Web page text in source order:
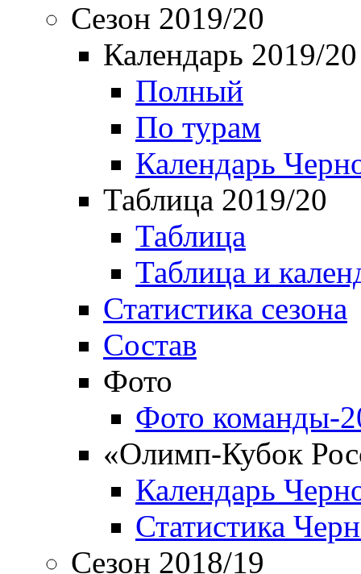
Сезон 2019/20
Календарь 2019/20
Полный
По турам
Календарь
Таблица 2019/20
Таблица
Таблица и
Статистика сезона
Состав
Фото
Фото команды-
«Олимп-Кубок
Календарь
Статистика
Сезон 2018/19